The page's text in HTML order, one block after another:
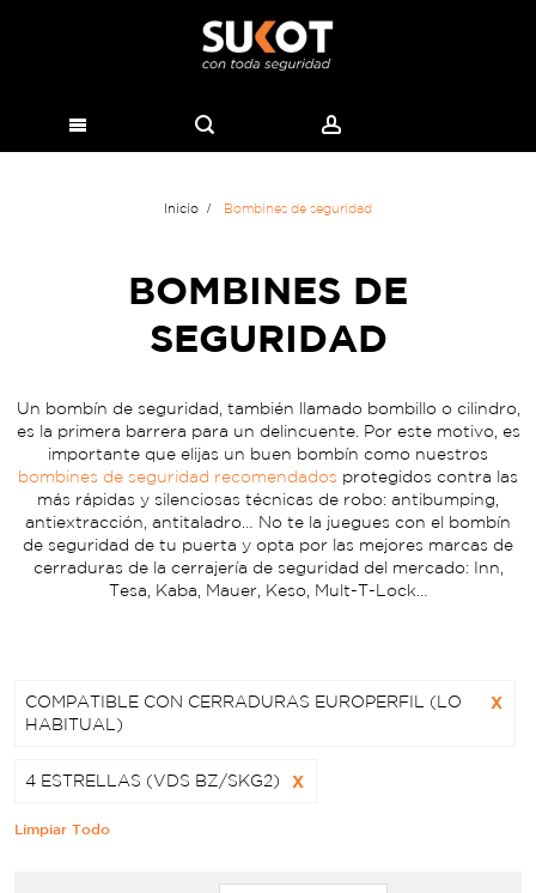
Inicio Bombines de seguridad
BOMBINES DE
SEGURIDAD
Un bombín de seguridad, también llamado bombillo o cilindro,
es la primera barrera para un delincuente. Por este motivo, es
importante que elijas un buen bombín como nuestros
bombines de seguridad recomendados protegidos contra las
más rápidas y silenciosas técnicas de robo: antibumping,
antiextracción, antitaladro… No te la juegues con el bombín
de seguridad de tu puerta y opta por las mejores marcas de
cerraduras de la cerrajería de seguridad del mercado: Inn,
Tesa, Kaba, Mauer, Keso, Mult-T-Lock…
COMPATIBLE CON CERRADURAS EUROPERFIL (LO
HABITUAL)
X
4 ESTRELLAS (VDS BZ/SKG2) X
Limpiar Todo